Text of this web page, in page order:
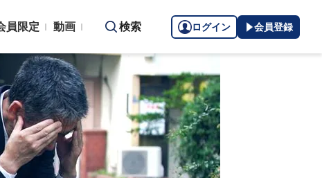
員限定 動画 検索 ログイン 会員登録